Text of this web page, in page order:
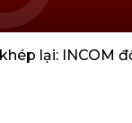
lại: INCOM